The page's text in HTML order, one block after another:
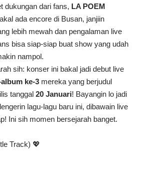
dukungan dari fans, LA POEM
ada encore di Busan, janjiin
lebih mewah dan pengalaman live
bisa siap-siap buat show yang udah
nampol.
sih: konser ini bakal jadi debut live
ke-3 mereka yang berjudul
tanggal 20 Januari! Bayangin lo jadi
lagu-lagu baru ini, dibawain live
Ini sih momen bersejarah banget.
Track) 💖